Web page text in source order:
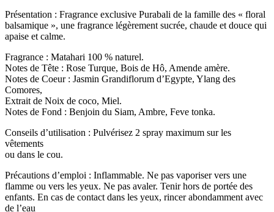
55,00 €.44,00 €.
Présentation : Fragrance exclusive Purabali de la famille des « floral
balsamique », une fragrance légèrement sucrée, chaude et douce qui
apaise et calme.
Fragrance : Matahari 100 % naturel.
Notes de Tête : Rose Turque, Bois de Hô, Amende amère.
Notes de Coeur : Jasmin Grandiflorum d’Egypte, Ylang des
Comores,
Extrait de Noix de coco, Miel.
Notes de Fond : Benjoin du Siam, Ambre, Feve tonka.
Conseils d’utilisation : Pulvérisez 2 spray maximum sur les
vêtements
ou dans le cou.
Précautions d’emploi : Inflammable. Ne pas vaporiser vers une
flamme ou vers les yeux. Ne pas avaler. Tenir hors de portée des
enfants. En cas de contact dans les yeux, rincer abondamment avec
de l’eau